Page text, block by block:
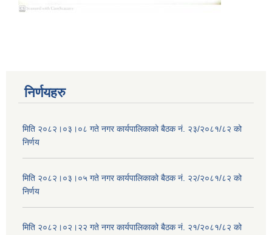
निर्णयहरु
मिति २०८२।०३।०८ गते नगर कार्यपालिकाको बैठक नं. २३/२०८१/८२ को
निर्णय
मिति २०८२।०३।०५ गते नगर कार्यपालिकाको बैठक नं. २२/२०८१/८२ को
निर्णय
मिति २०८२।०२।२२ गते नगर कार्यपालिकाको बैठक नं. २१/२०८१/८२ को